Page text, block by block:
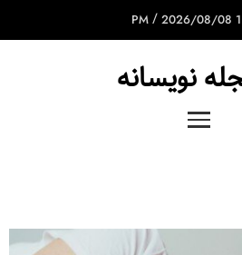
/ 2026/08/08
نویسانه